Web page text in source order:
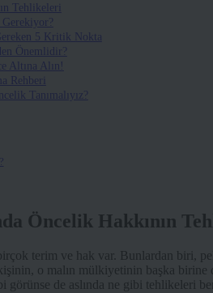
Tehlikeleri
5 Kritik Nokta
Önemlidir?
Altına Alın!
Rehberi
Tanımalıyız?
Öncelik Hakkının
terim ve hak var. Bunlardan biri,
o malın mülkiyetinin başka
görünse de aslında ne gibi tehlikeleri